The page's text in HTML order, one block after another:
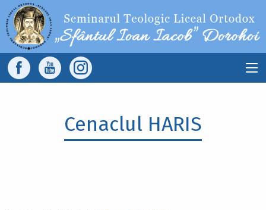
Sari la conținutul principal
Main
Cenaclul HARIS